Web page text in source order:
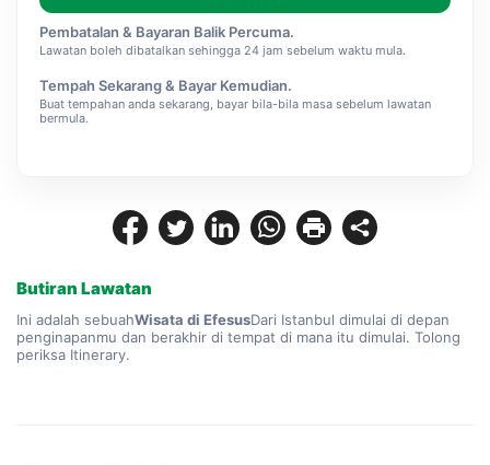
Butiran Lawatan
Ini adalah sebuahWisata di EfesusDari Istanbul dimulai di depan
penginapanmu dan berakhir di tempat di mana itu dimulai. Tolong
periksa Itinerary.
Pembatalan & Bayaran Balik Percuma.
Lawatan boleh dibatalkan sehingga 24 jam sebelum waktu mula.
Tempah Sekarang & Bayar Kemudian.
Buat tempahan anda sekarang, bayar bila-bila masa sebelum lawatan
bermula.